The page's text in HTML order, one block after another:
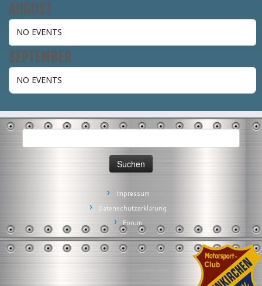
AUGUST
NO EVENTS
SEPTEMBER
NO EVENTS
Suchen
Impressum
Datenschutzerklärung
Forum